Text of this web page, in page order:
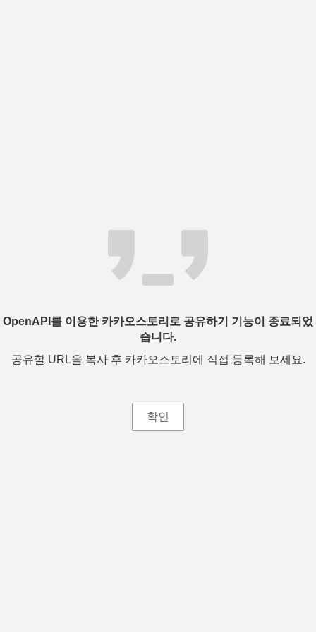
OpenAPI를 이용한 카카오스토리로 공유하기 기능이 종료되었
습니다.
공유할 URL을 복사 후 카카오스토리에 직접 등록해 보세요.
확인